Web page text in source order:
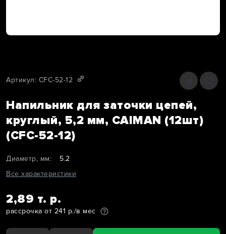
Артикул: CFC-52-12
Напильник для заточки цепей,
круглый, 5,2 мм, CAIMAN (12шт)
(CFC-52-12)
Диаметр, мм:
5.2
Все характеристики
2,89 т. р.
рассрочка от 241 р./в мес